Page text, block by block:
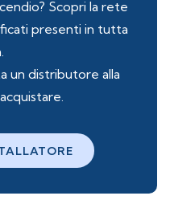
Scopri la rete
presenti in tutta
un distributore alla